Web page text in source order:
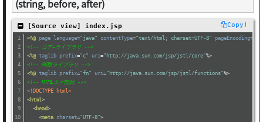
(string, before, after)
Copy!
[Source view] index.jsp
<%@ page language="java" contentType="text/html; charset=UTF-8" pageEncoding=
<!-- コア―ライブラリ -->
<%@ taglib prefix="c" uri ="http://java.sun.com/jsp/jstl/core"%>
<!-- 関数ライブラリ -->
<%@ taglib prefix="fn" uri ="http://java.sun.com/jsp/jstl/functions"%>
<!-- HTMLタグ開始 -->
<!DOCTYPE html>
< html >
< head>
<meta charset="UTF-8">